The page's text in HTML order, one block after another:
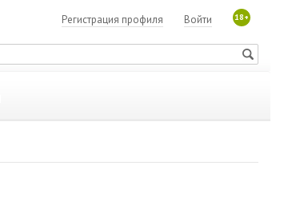
18+
Войти
Регистрация профиля